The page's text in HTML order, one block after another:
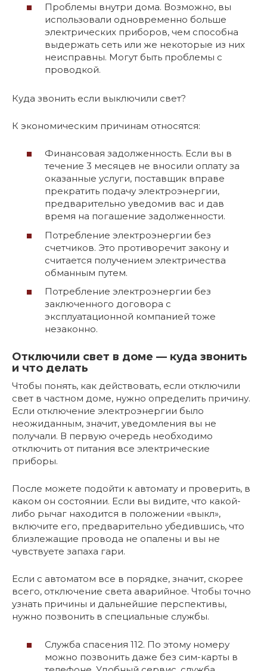
Проблемы внутри дома. Возможно, вы
использовали одновременно больше
электрических приборов, чем способна
выдержать сеть или же некоторые из них
неисправны. Могут быть проблемы с
проводкой.
Куда звонить если выключили свет?
К экономическим причинам относятся:
Финансовая задолженность. Если вы в
течение 3 месяцев не вносили оплату за
оказанные услуги, поставщик вправе
прекратить подачу электроэнергии,
предварительно уведомив вас и дав
время на погашение задолженности.
Потребление электроэнергии без
счетчиков. Это противоречит закону и
считается получением электричества
обманным путем.
Потребление электроэнергии без
заключенного договора с
эксплуатационной компанией тоже
незаконно.
Отключили свет в доме — куда звонить
и что делать
Чтобы понять, как действовать, если отключили
свет в частном доме, нужно определить причину.
Если отключение электроэнергии было
неожиданным, значит, уведомления вы не
получали. В первую очередь необходимо
отключить от питания все электрические
приборы.
После можете подойти к автомату и проверить, в
каком он состоянии. Если вы видите, что какой-
либо рычаг находится в положении «выкл»,
включите его, предварительно убедившись, что
близлежащие провода не опалены и вы не
чувствуете запаха гари.
Если с автоматом все в порядке, значит, скорее
всего, отключение света аварийное. Чтобы точно
узнать причины и дальнейшие перспективы,
нужно позвонить в специальные службы.
Служба спасения 112. По этому номеру
можно позвонить даже без сим-карты в